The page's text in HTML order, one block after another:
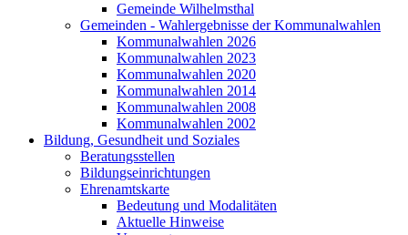
Gemeinde Wilhelmsthal
Gemeinden - Wahlergebnisse der Kommunalwahlen
Kommunalwahlen 2026
Kommunalwahlen 2023
Kommunalwahlen 2020
Kommunalwahlen 2014
Kommunalwahlen 2008
Kommunalwahlen 2002
Bildung, Gesundheit und Soziales
Beratungsstellen
Bildungseinrichtungen
Ehrenamtskarte
Bedeutung und Modalitäten
Aktuelle Hinweise